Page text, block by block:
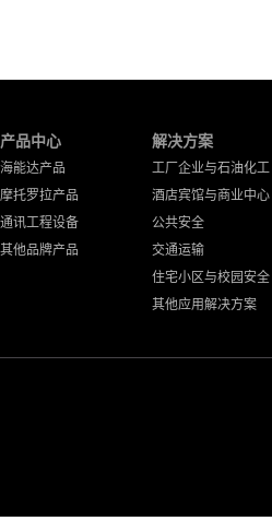
产品中心
海能达产品
摩托罗拉产品
通讯工程设备
其他品牌产品
解决方案
工厂企业与石油化工
酒店宾馆与商业中心
公共安全
交通运输
住宅小区与校园安全
其他应用解决方案